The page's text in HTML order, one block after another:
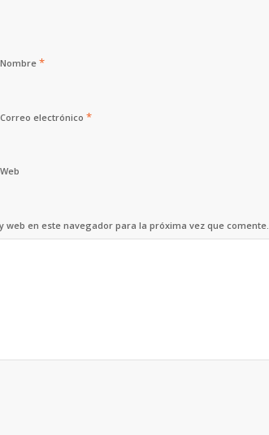
Nombre *
Correo electrónico *
Web
en este navegador para la próxima vez que comente.